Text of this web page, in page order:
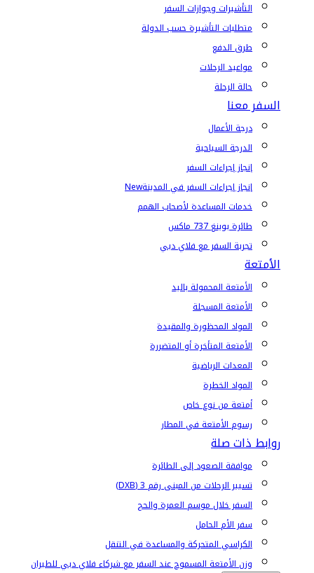
التأشيرات وجوازات السفر
متطلبات التأشيرة حسب الدولة
طرق الدفع
مواعيد الرحلات
حالة الرحلة
السفر معنا
درجة الأعمال
الدرجة السياحية
إنجاز إجراءات السفر
إنجاز إجراءات السفر في المدينةNew
خدمات المساعدة لأصحاب الهمم
طائرة بوينغ 737 ماكس
تجربة السفر مع فلاي دبي
الأمتعة
الأمتعة المحمولة باليد
الأمتعة المسجلة
المواد المحظورة والمقيدة
الأمتعة المتأخرة أو المتضررة
المعدات الرياضية
المواد الخطرة
أمتعة من نوع خاص
رسوم الأمتعة في المطار
روابط ذات صلة
موافقة الصعود إلى الطائرة
تسيير الرحلات من المبنى رقم 3 (DXB)
السفر خلال موسم العمرة والحج
سفر الأم الحامل
الكراسي المتحركة والمساعدة في التنقل
وزن الأمتعة المسموح عند السفر مع شركاء فلاي دبي للطيران